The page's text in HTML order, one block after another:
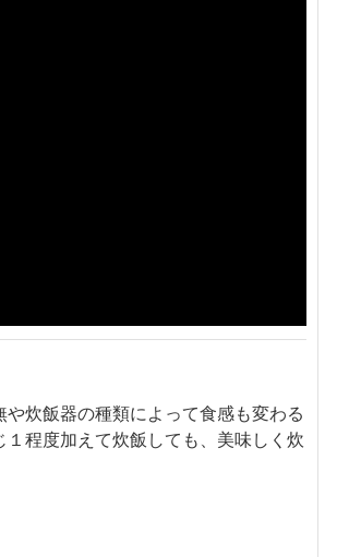
や炊飯器の種類によって食感も変わる
１程度加えて炊飯しても、美味しく炊